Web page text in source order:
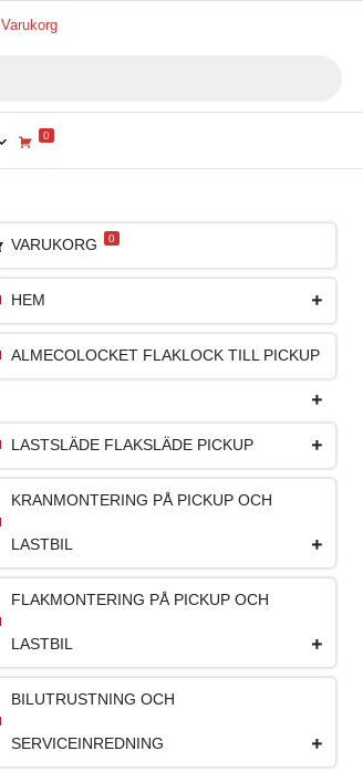
Varukorg
0
VARUKORG 0
HEM
ALMECOLOCKET FLAKLOCK TILL PICKUP
LASTSLÄDE FLAKSLÄDE PICKUP
KRANMONTERING PÅ PICKUP OCH
LASTBIL
FLAKMONTERING PÅ PICKUP OCH
LASTBIL
BILUTRUSTNING OCH
SERVICEINREDNING